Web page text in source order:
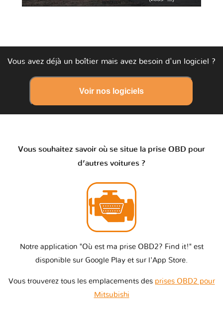
Vous avez déjà un boîtier mais avez besoin d'un logiciel ?
Voir nos logiciels
Vous souhaitez savoir où se situe la prise OBD pour
d’autres voitures ?
Notre application "Où est ma prise OBD2? Find it!" est
disponible sur Google Play et sur l'App Store.
Vous trouverez tous les emplacements des prises OBD2 pour
Mitsubishi